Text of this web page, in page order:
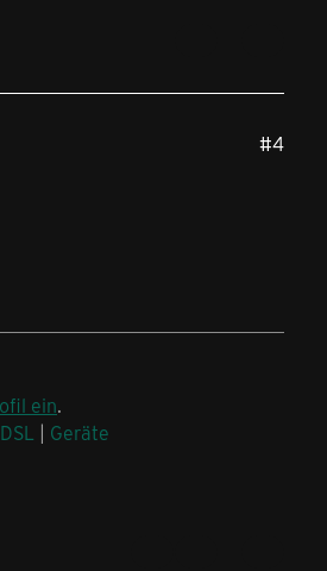
#4
ein.
| Geräte